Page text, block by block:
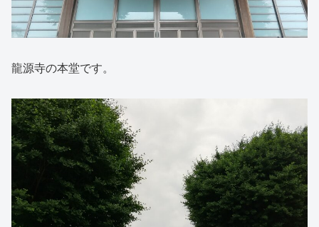
龍源寺の本堂です。